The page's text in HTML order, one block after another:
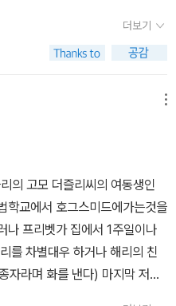
간날때마다 3~4장씩이라도 읽
읽었는데시간이 갈수록 읽는
는것 같아요.
더보기
의 고모 더즐리씨의 여동생인
학교에서 호그스미드에가는것을
나 프리벳가 집에서 1주일이나
를 차별대우 하거나 해리의 친
자라며 화를 낸다) 마지막 저녁